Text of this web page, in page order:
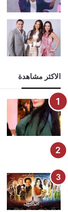
الاكثر مشاهدة